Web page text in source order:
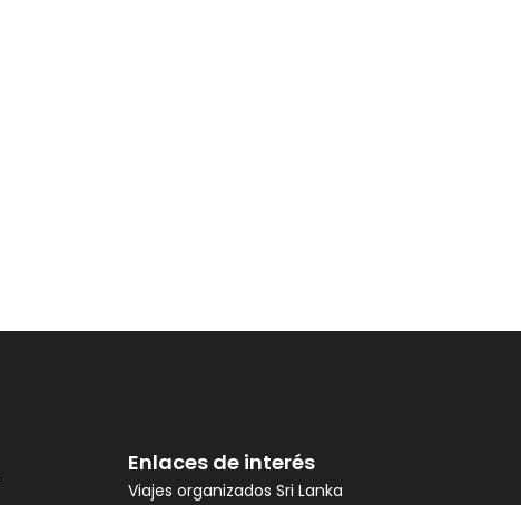
Enlaces de interés
Viajes organizados Sri Lanka